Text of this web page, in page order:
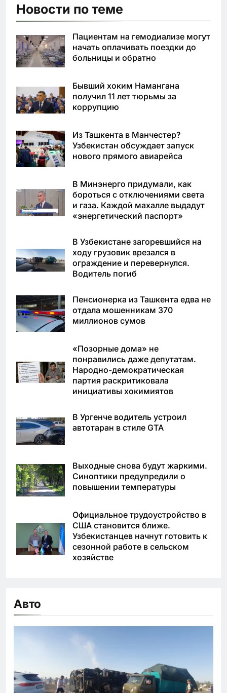
Новости по теме
Пациентам на гемодиализе могут
начать оплачивать поездки до
больницы и обратно
Бывший хоким Намангана
получил 11 лет тюрьмы за
коррупцию
Из Ташкента в Манчестер?
Узбекистан обсуждает запуск
нового прямого авиарейса
В Минэнерго придумали, как
бороться с отключениями света
и газа. Каждой махалле выдадут
«энергетический паспорт»
В Узбекистане загоревшийся на
ходу грузовик врезался в
ограждение и перевернулся.
Водитель погиб
Пенсионерка из Ташкента едва не
отдала мошенникам 370
миллионов сумов
«Позорные дома» не
понравились даже депутатам.
Народно-демократическая
партия раскритиковала
инициативы хокимиятов
В Ургенче водитель устроил
автотаран в стиле GTA
Выходные снова будут жаркими.
Синоптики предупредили о
повышении температуры
Официальное трудоустройство в
США становится ближе.
Узбекистанцев начнут готовить к
сезонной работе в сельском
хозяйстве
Авто